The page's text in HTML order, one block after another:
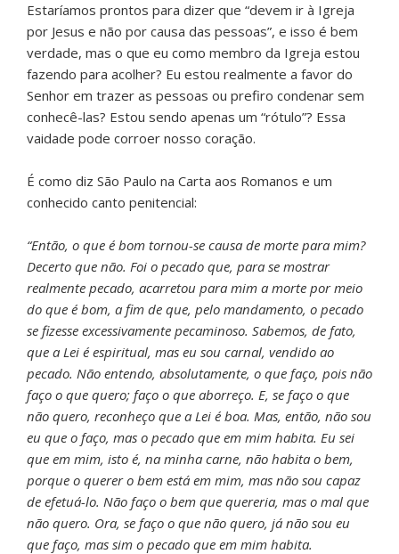
Estaríamos prontos para dizer que “devem ir à Igreja
por Jesus e não por causa das pessoas”, e isso é bem
verdade, mas o que eu como membro da Igreja estou
fazendo para acolher? Eu estou realmente a favor do
Senhor em trazer as pessoas ou prefiro condenar sem
conhecê-las? Estou sendo apenas um “rótulo”? Essa
vaidade pode corroer nosso coração.
É como diz São Paulo na Carta aos Romanos e um
conhecido canto penitencial:
“Então, o que é bom tornou-se causa de morte para mim?
Decerto que não. Foi o pecado que, para se mostrar
realmente pecado, acarretou para mim a morte por meio
do que é bom, a fim de que, pelo mandamento, o pecado
se fizesse excessivamente pecaminoso. Sabemos, de fato,
que a Lei é espiritual, mas eu sou carnal, vendido ao
pecado. Não entendo, absolutamente, o que faço, pois não
faço o que quero; faço o que aborreço. E, se faço o que
não quero, reconheço que a Lei é boa. Mas, então, não sou
eu que o faço, mas o pecado que em mim habita. Eu sei
que em mim, isto é, na minha carne, não habita o bem,
porque o querer o bem está em mim, mas não sou capaz
de efetuá-lo. Não faço o bem que quereria, mas o mal que
não quero. Ora, se faço o que não quero, já não sou eu
que faço, mas sim o pecado que em mim habita.